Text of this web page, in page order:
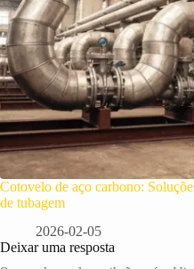
Cotovelo de aço carbono:
de tubagem
2026-02-05
Deixar uma resposta